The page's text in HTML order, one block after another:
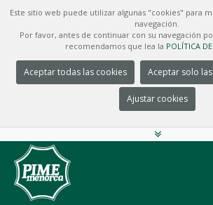
Este sitio web puede utilizar algunas "cookies" para
navegación.
Por favor, antes de continuar con su navegación
recomendamos que lea la POLÍTICA
Aceptar todas las cookies Aceptar solo
Ajustar cookies